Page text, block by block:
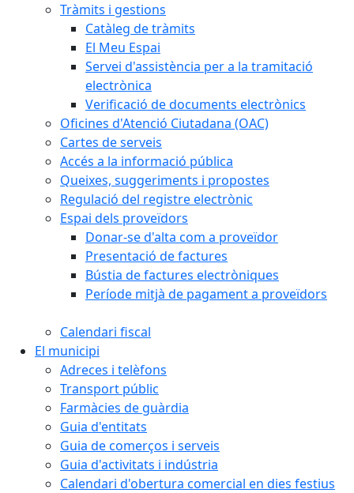
Tràmits i gestions
Catàleg de tràmits
El Meu Espai
Servei d'assistència per a la tramitació
electrònica
Verificació de documents electrònics
Oficines d'Atenció Ciutadana (OAC)
Cartes de serveis
Accés a la informació pública
Queixes, suggeriments i propostes
Regulació del registre electrònic
Espai dels proveïdors
Donar-se d'alta com a proveïdor
Presentació de factures
Bústia de factures electròniques
Període mitjà de pagament a proveïdors
Calendari fiscal
El municipi
Adreces i telèfons
Transport públic
Farmàcies de guàrdia
Guia d'entitats
Guia de comerços i serveis
Guia d'activitats i indústria
Calendari d'obertura comercial en dies festius